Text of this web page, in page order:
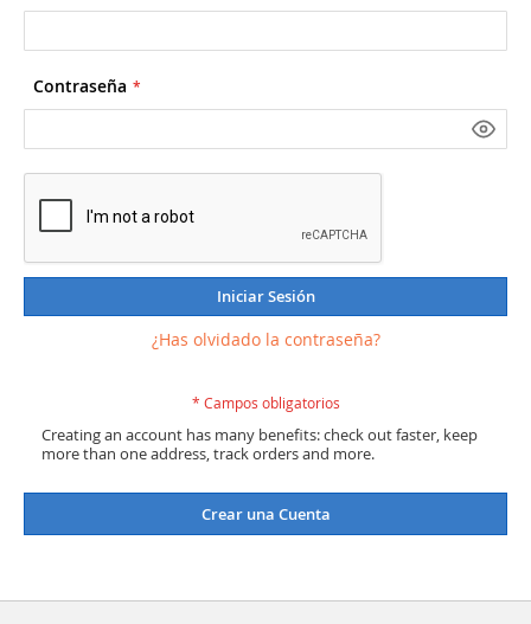
Contraseña
Iniciar Sesión
¿Has olvidado la contraseña?
Creating an account has many benefits: check out faster, keep
more than one address, track orders and more.
Crear una Cuenta